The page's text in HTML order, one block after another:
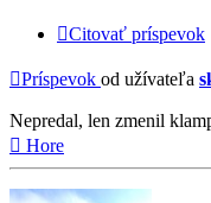
Citovať príspevok
Príspevok od užívateľa
Nepredal, len zmenil
Hore